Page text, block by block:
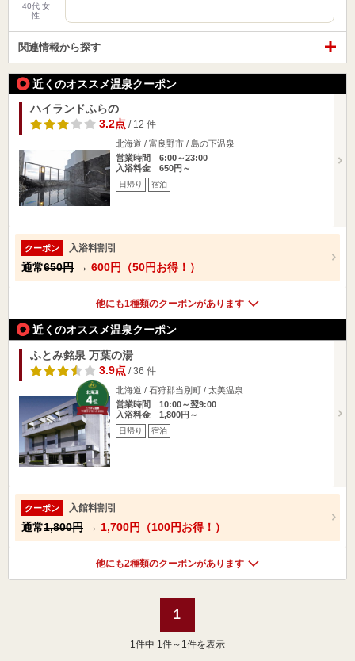
40代 女
性
関連情報から探す
近くのオススメ温泉クーポン
ハイランドふらの
3.2点/ 12 件
北海道 / 富良野市 / 島の下温泉
営業時間 6:00～23:00
入浴料金 650円～
日帰り 宿泊
クーポン 入浴料割引
通常650円 → 600円（50円お得！）
他にも1種類のクーポンがあります
近くのオススメ温泉クーポン
ふとみ銘泉 万葉の湯
3.9点/ 36 件
北海道 / 石狩郡当別町 / 太美温泉
営業時間 10:00～翌9:00
入浴料金 1,800円～
日帰り 宿泊
クーポン 入館料割引
通常1,800円 → 1,700円（100円お得！）
他にも2種類のクーポンがあります
1
1 件中 1件～1件を表示